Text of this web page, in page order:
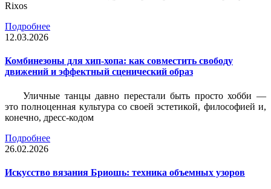
Rixos
Подробнее
12.03.2026
Комбинезоны для хип-хопа: как совместить свободу
движений и эффектный сценический образ
Уличные танцы давно перестали быть просто хобби —
это полноценная культура со своей эстетикой, философией и,
конечно, дресс-кодом
Подробнее
26.02.2026
Искусство вязания Бриошь: техника объемных узоров